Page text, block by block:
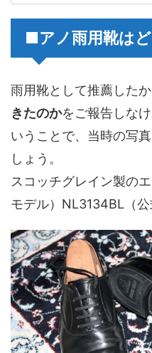
■アノ雨用靴は
雨用靴として推薦したか
きたのかをご報告しな
いうことで、当時の写
しょう。
スコッチグレイン製の
モデル）NL3134BL（公